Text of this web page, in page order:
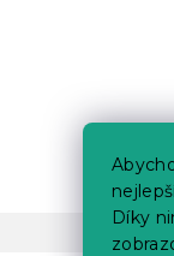
Díky